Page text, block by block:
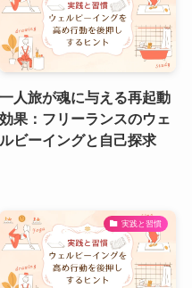
一人旅が魂に与える再起動
効果：フリーランスのウェ
ルビーイングと自己探求
実践と習慣